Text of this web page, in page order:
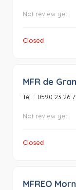
Not review yet
Closed
MFR de
Tél. : 0590 23 26
Not review yet
Closed
MFREO